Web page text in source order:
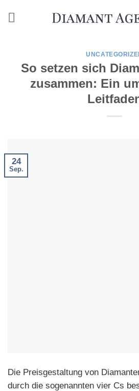
Inhalt
So setzen sich
zusammen: Ein
24
Sep.
Die Preisgestaltung von
durch die sogenannten vier Cs